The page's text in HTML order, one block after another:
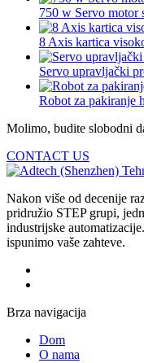
750 w Servo motor
8 Axis kartica
Servo upravljački
Robot za pakiranje
Molimo, budite slobodni
CONTACT US
Nakon više od decenije
pridružio STEP grupi,
industrijske
ispunimo vaše zahteve.
Brza navigacija
Dom
O nama